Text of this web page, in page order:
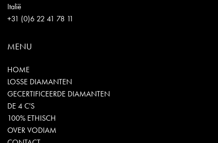
Italië
+31 (0)6 22 41 78 11
MENU
HOME
LOSSE DIAMANTEN
GECERTIFICEERDE DIAMANTEN
DE 4 C'S
100% ETHISCH
OVER VODIAM